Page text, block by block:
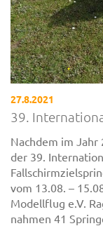
27.8.2021
39.
Nachdem im
der 39.
vom 13.08. –
Modellflug e.V.
nahmen 41